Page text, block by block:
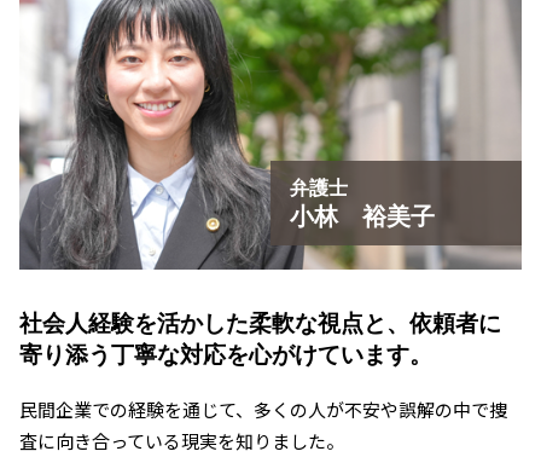
弁護士
小林 裕美子
社会人経験を活かした柔軟な視点と、 依頼者に
寄り添う丁寧な対応を心がけています。
民間企業での経験を通じて、多くの人が不安や誤解の中で捜
査に向き合っている現実を知りました。